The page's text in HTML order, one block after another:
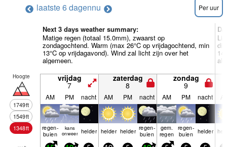
laatste 6 dagennu Per uur
Next 3 days weather summary:
Matige regen (totaal 15.0mm), zwaarst op
zondagochtend. Warm (max 26°C op vrijdagochtend, min
13°C op vrijdagavond). Wind zal licht zijn over het
algemeen.
Hoogte
1749ft
1549ft
1348ft
vrijdag
7
zaterdag
8
zondag
9
AM PM nacht AM PM nacht AM PM nacht
regen­
buien
kans
onweer helder helder helder regen­
buien
gem.
regen
regen­
buien helder